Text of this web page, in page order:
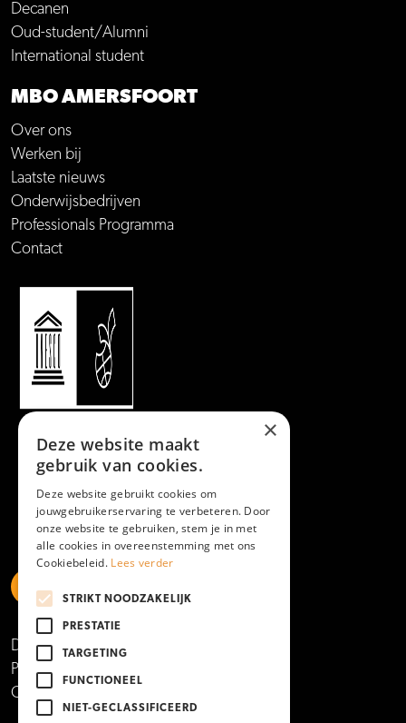
Decanen
Oud-student/Alumni
International student
MBO AMERSFOORT
Over ons
Werken bij
Laatste nieuws
Onderwijsbedrijven
Professionals Programma
Contact
https://www.linkedin.com/school/mboamersfoort
https://www.instagram.com/mboamersfoort/
https://www.facebook.com/MBOAmersfoort
Disclaimer
Privacy- en cookieverklaring
Copyright 2025
×
Deze website maakt
gebruik van cookies.
Deze website gebruikt cookies om
jouwgebruikerservaring te verbeteren. Door
onze website te gebruiken, stem je in met
alle cookies in overeenstemming met ons
Cookiebeleid. Lees verder
STRIKT NOODZAKELIJK
PRESTATIE
TARGETING
FUNCTIONEEL
NIET-GECLASSIFICEERD